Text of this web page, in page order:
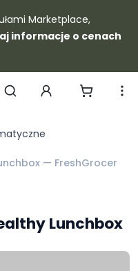
Marketplace,
informacje o cenach
— FreshGrocer
Lunchbox